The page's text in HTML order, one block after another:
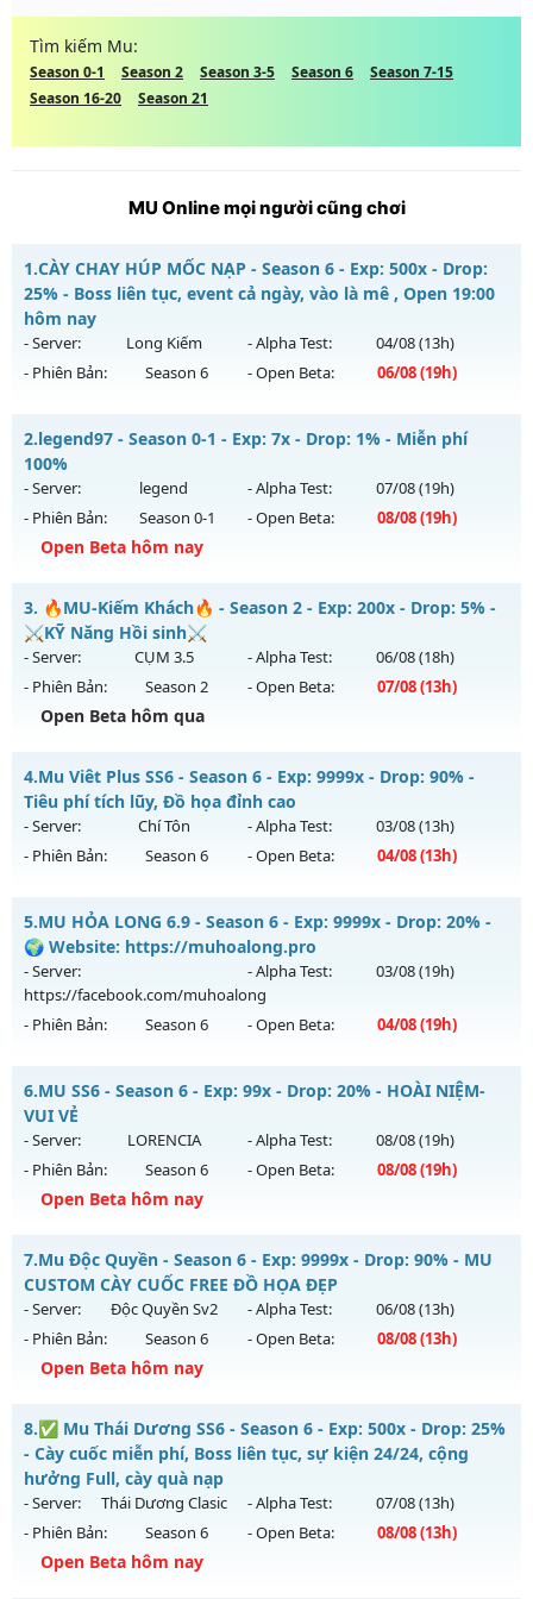
Tìm kiếm Mu:
Season 0-1 Season 2 Season 3-5 Season 6
Season 7-15
Season 16-20
Season 21
MU Online mọi người cũng chơi
1.CÀY CHAY HÚP MỐC NẠP - Season 6 - Exp: 500x - Drop:
25% - Boss liên tục, event cả ngày, vào là mê , Open 19:00
hôm nay
- Server: Long Kiếm - Alpha Test: 04/08(13h)
- Phiên Bản:
Season 6 - Open Beta: 06/08(19h)
CÀY CHAY HÚP MỐC NẠP - Boss liên tục, event cả ngày, vào
là mê , Open 19:00 hôm nay
Mu mới ra tháng 08 2026 - Mở máy chủ
Long Kiếmvào 19h
ngày 06/08/2626
Exp: 500x - Drop: 25%
Thể loại: Mu Nguyên bản Webzen
Antihack: VIP SHIELD
2.legend97 - Season 0-1 - Exp: 7x - Drop: 1% - Miễn phí
100%
- Server: legend - Alpha Test: 07/08(19h)
- Phiên Bản:
Season 0-1 - Open Beta: 08/08(19h)
Open Beta hôm nay
legend97 - Miễn phí 100%
Mu mới ra tháng 08 2026 - Mở máy chủ
ngày 08/08/2626
Exp: 7x - Drop: 1%
Kiểu reset: Reset In Game
Antihack: Bandicam Hack 100%
3. 🔥MU-Kiếm Khách🔥 - Season 2 - Exp: 200x - Drop: 5% -
⚔️KỸ Năng Hồi sinh⚔️
- Server: CỤM 3.5 - Alpha Test: 06/08(18h)
- Phiên Bản:
Season 2 - Open Beta: 07/08(13h)
Open Beta hôm qua
🔥MU-Kiếm Khách🔥 - ⚔️KỸ Năng Hồi sinh⚔️
Mu mới ra tháng 08 2026 - Mở máy chủ
ngày 07/08/2626
Exp: 200x - Drop: 5%
Thể loại: Mu Nguyên bản Webzen
Antihack: Sharkguard
4.Mu Viêt Plus SS6 - Season 6 - Exp: 9999x - Drop: 90% -
Tiêu phí tích lũy, Đồ họa đỉnh cao
- Server: Chí Tôn - Alpha Test: 03/08(13h)
- Phiên Bản:
Season 6 - Open Beta: 04/08(13h)
Mu Viêt Plus SS6 - Tiêu phí tích lũy, Đồ họa đỉnh cao
Mu mới ra tháng 08 2026 - Mở máy chủ
ngày 04/08/2626
Exp: 9999x - Drop: 90%
Antihack: Phoenix 2026
5.MU HỎA LONG 6.9 - Season 6 - Exp: 9999x - Drop: 20% -
🌍 Website: https://muhoalong.pro
- Server:
https://facebook.com/muhoalong
- Alpha Test: 03/08(19h)
- Phiên Bản: Season 6 - Open Beta: 04/08(19h)
MU HỎA LONG 6.9 - 🌍 Website: https://muhoalong.pro
Mu mới ra tháng 08 2026 - Mở máy chủ
https://facebook.com/muhoalongvào 19h ngày
04/08/2626
Exp: 9999x - Drop: 20%
Thể loại: Mu Nguyên bản Webzen
Antihack: XShield
6.MU SS6 - Season 6 - Exp: 99x - Drop: 20% - HOÀI NIỆM-
VUI VẺ
- Server: LORENCIA - Alpha Test: 08/08(19h)
- Phiên Bản:
Season 6 - Open Beta: 08/08(19h)
Open Beta hôm nay
MU SS6 - HOÀI NIỆM-VUI VẺ
Mu mới ra tháng 08 2026 - Mở máy chủ
ngày 08/08/2626
Exp: 99x - Drop: 20%
Kiểu reset: Non Reset
Thể loại: Mu Nguyên bản Webzen
Antihack: OK
7.Mu Độc Quyền - Season 6 - Exp: 9999x - Drop: 90% - MU
CUSTOM CÀY CUỐC FREE ĐỒ HỌA ĐẸP
- Server: Độc Quyền Sv2 - Alpha Test: 06/08(13h)
- Phiên Bản:
Season 6 - Open Beta: 08/08(13h)
Open Beta hôm nay
Mu Độc Quyền - MU CUSTOM CÀY CUỐC FREE ĐỒ HỌA ĐẸP
Mu mới ra tháng 08 2026 - Mở máy chủĐộc Quyền Sv2
13h ngày 08/08/2626
Exp: 9999x - Drop: 90%
8.✅ Mu Thái Dương SS6 - Season 6 - Exp: 500x - Drop: 25%
- Cày cuốc miễn phí, Boss liên tục, sự kiện 24/24, cộng
hưởng Full, cày quà nạp
- Server: Thái Dương Clasic - Alpha Test: 07/08(13h)
- Phiên Bản:
Season 6 - Open Beta: 08/08(13h)
Open Beta hôm nay